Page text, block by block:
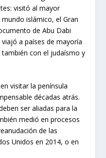
visitó al mayor
islámico, el Gran
de Abu Dabi
a países de mayoría
con el judaísmo y
visitar la península
décadas atrás.
ser aliadas para la
medió en procesos
de las
Unidos en 2014, o en